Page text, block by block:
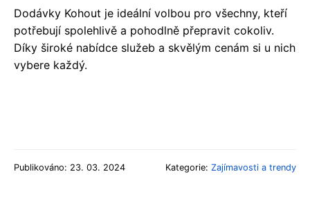
Dodávky Kohout je ideální volbou pro všechny, kteří
potřebují spolehlivě a pohodlně přepravit cokoliv.
Díky široké nabídce služeb a skvělým cenám si u nich
vybere každý.
Publikováno: 23. 03. 2024 Kategorie: Zajímavosti a trendy